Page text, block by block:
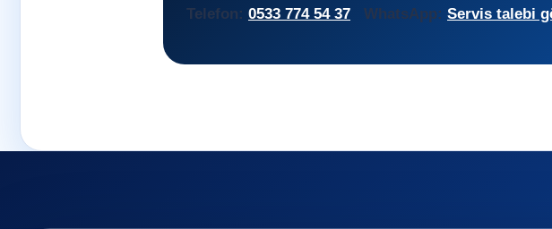
Telefon: 0533 774 54 37 WhatsApp: Servis talebi